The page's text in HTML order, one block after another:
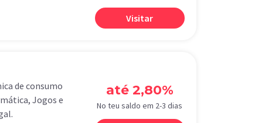
Visitar
de consumo
Jogos e
até 2,80%
No teu saldo em 2-3 dias